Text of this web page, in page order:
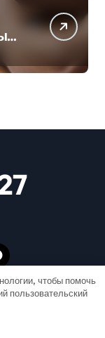
чтобы помочь
пользовательский